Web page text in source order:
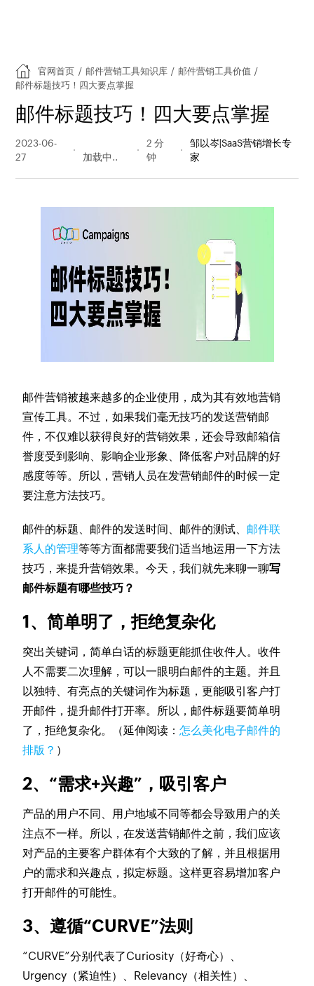
官网首页 / 邮件营销工具知识库 / 邮件营销工具价值 /
邮件标题技巧！四大要点掌握
邮件标题技巧！四大要点掌握
2023-06-
27
量
2 分
钟
邹以岑|SaaS营销增长专
家
邮件营销被越来越多的企业使用，成为其有效地营销
宣传工具。不过，如果我们毫无技巧的发送营销邮
件，不仅难以获得良好的营销效果，还会导致邮箱信
誉度受到影响、影响企业形象、降低客户对品牌的好
感度等等。所以，营销人员在发营销邮件的时候一定
要注意方法技巧。
邮件的标题、邮件的发送时间、邮件的测试、 邮件联
系人的管理等等方面都需要我们适当地运用一下方法
技巧，来提升营销效果。今天，我们就先来聊一聊写
邮件标题有哪些技巧？
1、简单明了，拒绝复杂化
突出关键词，简单白话的标题更能抓住收件人。收件
人不需要二次理解，可以一眼明白邮件的主题。并且
以独特、有亮点的关键词作为标题，更能吸引客户打
开邮件，提升邮件打开率。所以，邮件标题要简单明
了，拒绝复杂化。（延伸阅读：怎么美化电子邮件的
排版？ ）
2、“需求+兴趣”，吸引客户
产品的用户不同、用户地域不同等都会导致用户的关
注点不一样。所以，在发送营销邮件之前，我们应该
对产品的主要客户群体有个大致的了解，并且根据用
户的需求和兴趣点，拟定标题。这样更容易增加客户
打开邮件的可能性。
3、遵循“CURVE”法则
“CURVE”分别代表了Curiosity（好奇心）、
Urgency（紧迫性）、Relevancy（相关性）、